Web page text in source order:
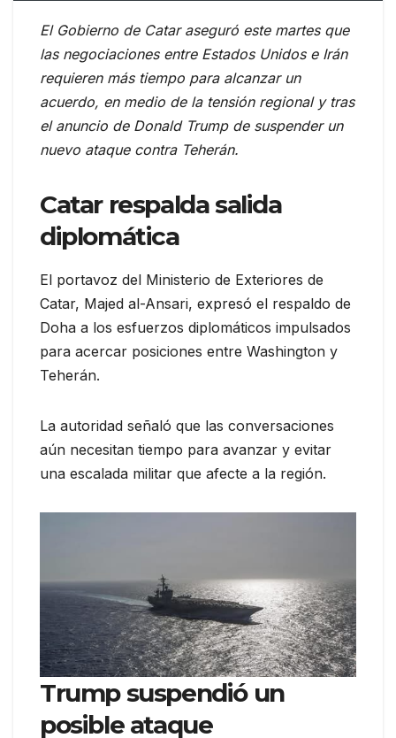
El Gobierno de Catar aseguró este martes que
las negociaciones entre Estados Unidos e Irán
requieren más tiempo para alcanzar un
acuerdo, en medio de la tensión regional y tras
el anuncio de Donald Trump de suspender un
nuevo ataque contra Teherán.
Catar respalda salida
diplomática
El portavoz del Ministerio de Exteriores de
Catar, Majed al-Ansari, expresó el respaldo de
Doha a los esfuerzos diplomáticos impulsados
para acercar posiciones entre Washington y
Teherán.
La autoridad señaló que las conversaciones
aún necesitan tiempo para avanzar y evitar
una escalada militar que afecte a la región.
Trump suspendió un
posible ataque